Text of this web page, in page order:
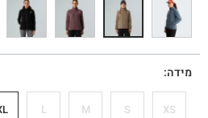
מידה
XS
S
M
L